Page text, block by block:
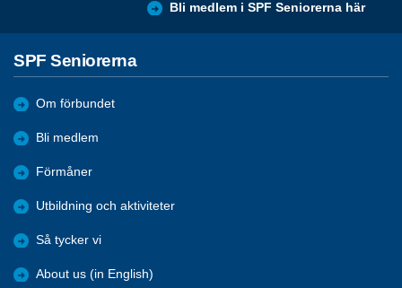
Bli medlem i SPF Seniorerna här
SPF Seniorerna
Om förbundet
Bli medlem
Förmåner
Utbildning och aktiviteter
Så tycker vi
About us (in English)